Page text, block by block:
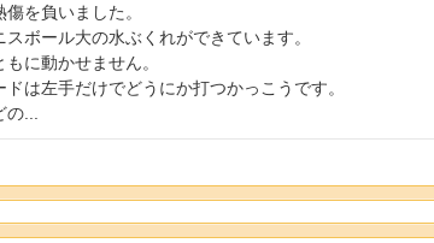
を負いました。
スボール大の水ぶくれができています。
もに動かせません。
ドは左手だけでどうにか打つかっこうです。
...